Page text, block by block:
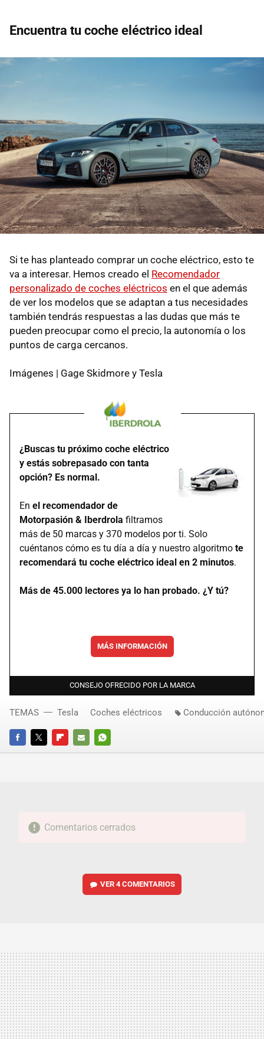
Encuentra tu coche eléctrico ideal
Si te has planteado comprar un coche eléctrico, esto te
va a interesar. Hemos creado el Recomendador
personalizado de coches eléctricos en el que además
de ver los modelos que se adaptan a tus necesidades
también tendrás respuestas a las dudas que más te
pueden preocupar como el precio, la autonomía o los
puntos de carga cercanos.
Imágenes | Gage Skidmore y Tesla
¿Buscas tu próximo coche eléctrico
y estás sobrepasado con tanta
opción? Es normal.
En el recomendador de
Motorpasión & Iberdrola filtramos
más de 50 marcas y 370 modelos por ti. Solo
cuéntanos cómo es tu día a día y nuestro algoritmo te
recomendará tu coche eléctrico ideal en 2 minutos.
Más de 45.000 lectores ya lo han probado. ¿Y tú?
MÁS INFORMACIÓN
CONSEJO OFRECIDO POR LA MARCA
FACEBOOKTWITTERFLIPBOARD
E-
WHATSAPP
TEMAS Tesla Coches eléctricos Conducción
Comentarios cerrados
VER4 COMENTARIOS